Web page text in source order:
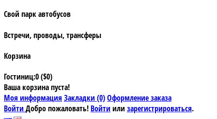
Свой парк автобусов
Встречи, проводы, трансферы
Корзина
Гостиниц:0 ($0)
Ваша корзина пуста!
Моя информация Закладки (0)Оформление заказа
Войти Добро пожаловать! Войти или зарегистрироваться.